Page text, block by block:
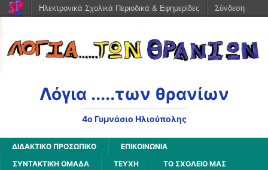
Λόγια .....των θρανίων
4o Γυμνάσιο Ηλιούπολης
ΔΙΔΑΚΤΙΚΟ ΠΡΟΣΩΠΙΚΟ
ΕΠΙΚΟΙΝΩΝΙΑ
ΣΥΝΤΑΚΤΙΚΗ ΟΜΑΔΑ
ΤΕΥΧΗ ΤΟ ΣΧΟΛΕΙΟ ΜΑΣ
Ηλεκτρονικά Σχολικά Περιοδικά & Εφημερίδες Σύνδεση